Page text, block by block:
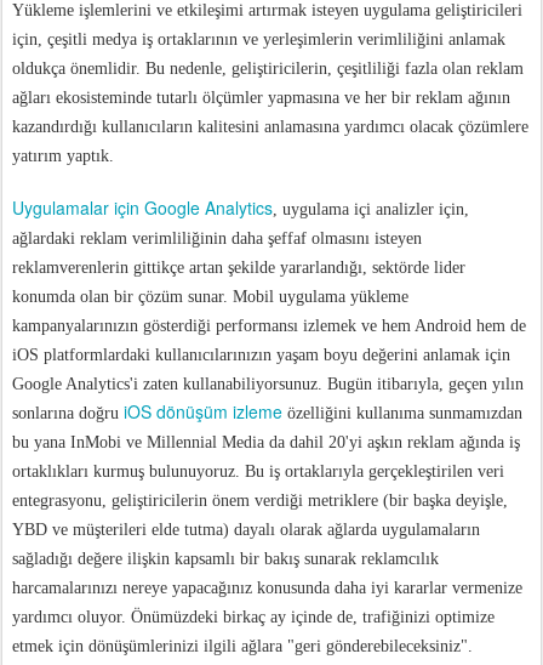
Yükleme işlemlerini ve etkileşimi artırmak isteyen uygulama geliştiricileri
için, çeşitli medya iş ortaklarının ve yerleşimlerin verimliliğini anlamak
oldukça önemlidir. Bu nedenle, geliştiricilerin, çeşitliliği fazla olan reklam
ağları ekosisteminde tutarlı ölçümler yapmasına ve her bir reklam ağının
kazandırdığı kullanıcıların kalitesini anlamasına yardımcı olacak çözümlere
yatırım yaptık.
Uygulamalar için Google Analytics, uygulama içi analizler için,
ağlardaki reklam verimliliğinin daha şeffaf olmasını isteyen
reklamverenlerin gittikçe artan şekilde yararlandığı, sektörde lider
konumda olan bir çözüm sunar. Mobil uygulama yükleme
kampanyalarınızın gösterdiği performansı izlemek ve hem Android hem de
iOS platformlardaki kullanıcılarınızın yaşam boyu değerini anlamak için
Google Analytics'i zaten kullanabiliyorsunuz. Bugün itibarıyla, geçen yılın
sonlarına doğru iOS dönüşüm izleme özelliğini kullanıma sunmamızdan
bu yana InMobi ve Millennial Media da dahil 20'yi aşkın reklam ağında iş
ortaklıkları kurmuş bulunuyoruz. Bu iş ortaklarıyla gerçekleştirilen veri
entegrasyonu, geliştiricilerin önem verdiği metriklere (bir başka deyişle,
YBD ve müşterileri elde tutma) dayalı olarak ağlarda uygulamaların
sağladığı değere ilişkin kapsamlı bir bakış sunarak reklamcılık
harcamalarınızı nereye yapacağınız konusunda daha iyi kararlar vermenize
yardımcı oluyor. Önümüzdeki birkaç ay içinde de, trafiğinizi optimize
etmek için dönüşümlerinizi ilgili ağlara "geri gönderebileceksiniz".